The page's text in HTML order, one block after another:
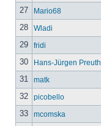
27 Mario68
28 Wladi
29 fridi
30 Hans-Jürgen Preuth
31 matk
32 picobello
33 mcomska